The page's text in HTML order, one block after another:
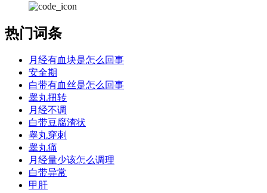
热门词条
月经有血块是怎么回事
安全期
白带有血丝是怎么回事
睾丸扭转
月经不调
白带豆腐渣状
睾丸穿刺
睾丸痛
月经量少该怎么调理
白带异常
甲肝